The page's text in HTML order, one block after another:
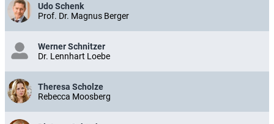
Udo Schenk
Prof. Dr. Magnus Berger
Werner Schnitzer
Dr. Lennhart Loebe
Theresa Scholze
Rebecca Moosberg